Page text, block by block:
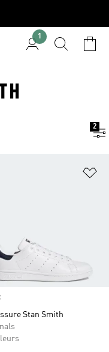
1
2
la Liste de produits
Stan Smith